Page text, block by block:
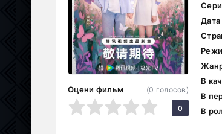
Оцени фильм
5
(0 голосов)
0
Дата
В
В
В